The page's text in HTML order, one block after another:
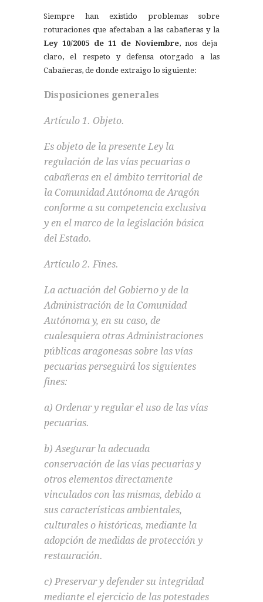
Siempre han existido problemas sobre
roturaciones que afectaban a las cabañeras y la
Ley 10/2005 de 11 de Noviembre, nos deja
claro, el respeto y defensa otorgado a las
Cabañeras, de donde extraigo lo siguiente:
Disposiciones generales
Artículo 1. Objeto.
Es objeto de la presente Ley la
regulación de las vías pecuarias o
cabañeras en el ámbito territorial de
la Comunidad Autónoma de Aragón
conforme a su competencia exclusiva
y en el marco de la legislación básica
del Estado.
Artículo 2. Fines.
La actuación del Gobierno y de la
Administración de la Comunidad
Autónoma y, en su caso, de
cualesquiera otras Administraciones
públicas aragonesas sobre las vías
pecuarias perseguirá los siguientes
fines:
a) Ordenar y regular el uso de las vías
pecuarias.
b) Asegurar la adecuada
conservación de las vías pecuarias y
otros elementos directamente
vinculados con las mismas, debido a
sus características ambientales,
culturales o históricas, mediante la
adopción de medidas de protección y
restauración.
c) Preservar y defender su integridad
mediante el ejercicio de las potestades